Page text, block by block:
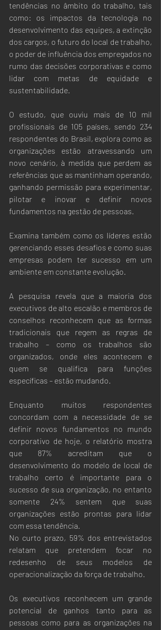
tendências no âmbito do trabalho, tais
como: os impactos da tecnologia no
desenvolvimento das equipes, a extinção
dos cargos, o futuro do local de trabalho,
o poder de influência dos empregados no
rumo das decisões corporativas e como
lidar com metas de equidade e
sustentabilidade.
O estudo, que ouviu mais de 10 mil
profissionais de 105 países, sendo 234
respondentes do Brasil, explora como as
organizações estão atravessando um
novo cenário, à medida que perdem as
referências que as mantinham operando,
ganhando permissão para experimentar,
pilotar e inovar e definir novos
fundamentos na gestão de pessoas.
Examina também como os líderes estão
gerenciando esses desafios e como suas
empresas podem ter sucesso em um
ambiente em constante evolução.
A pesquisa revela que a maioria dos
executivos de alto escalão e membros de
conselhos reconhecem que as formas
tradicionais que regem as regras de
trabalho – como os trabalhos são
organizados, onde eles acontecem e
quem se qualifica para funções
específicas – estão mudando.
Enquanto muitos respondentes
concordam com a necessidade de se
definir novos fundamentos no mundo
corporativo de hoje, o relatório mostra
que 87% acreditam que o
desenvolvimento do modelo de local de
trabalho certo é importante para o
sucesso de sua organização, no entanto
somente 24% sentem que suas
organizações estão prontas para lidar
com essa tendência.
No curto prazo, 59% dos entrevistados
relatam que pretendem focar no
redesenho de seus modelos de
operacionalização da força de trabalho.
Os executivos reconhecem um grande
potencial de ganhos tanto para as
pessoas como para as organizações na